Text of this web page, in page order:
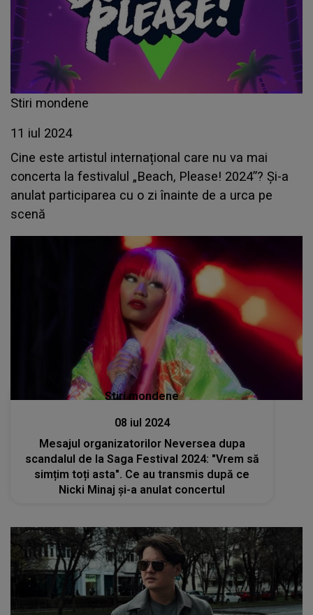
Stiri mondene
11 iul 2024
Cine este artistul internațional care nu va mai
concerta la festivalul „Beach, Please! 2024”? Și-a
anulat participarea cu o zi înainte de a urca pe
scenă
Stiri mondene
08 iul 2024
Mesajul organizatorilor Neversea dupa
scandalul de la Saga Festival 2024: "Vrem să
simțim toți asta". Ce au transmis după ce
Nicki Minaj și-a anulat concertul